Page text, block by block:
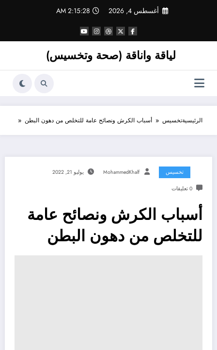
أغسطس 4, 2026 2:15:28 AM
لياقة واناقة (صحة وتخسيس)
الرئيسيةتخسيس أسباب الكرش ونصائح عامة للتخلص من دهون البطن
تخسيس MohammedKhalf يوليو 21, 2022
0 تعليقات
أسباب الكرش ونصائح عامة
للتخلص من دهون البطن